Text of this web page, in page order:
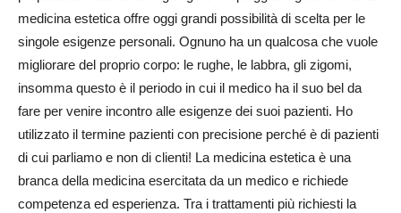
medicina estetica offre oggi grandi possibilità di scelta per le
singole esigenze personali. Ognuno ha un qualcosa che vuole
migliorare del proprio corpo: le rughe, le labbra, gli zigomi,
insomma questo è il periodo in cui il medico ha il suo bel da
fare per venire incontro alle esigenze dei suoi pazienti. Ho
utilizzato il termine pazienti con precisione perché è di pazienti
di cui parliamo e non di clienti! La medicina estetica è una
branca della medicina esercitata da un medico e richiede
competenza ed esperienza. Tra i trattamenti più richiesti la